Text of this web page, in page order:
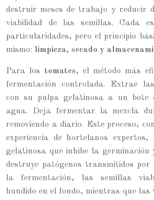
destruir meses de trabajo y reducir
viabilidad de las semillas. Cada
particularidades, pero el principio
mismo: limpieza, secado y
Para los tomates, el método más
fermentación controlada. Extrae
con su pulpa gelatinosa a un bote
agua. Deja fermentar la mezcla
removiendo a diario. Este proceso,
experiencia de hortelanos
gelatinosa que inhibe la germinación
destruye patógenos transmitidos
la fermentación, las semillas
hundido en el fondo, mientras que las